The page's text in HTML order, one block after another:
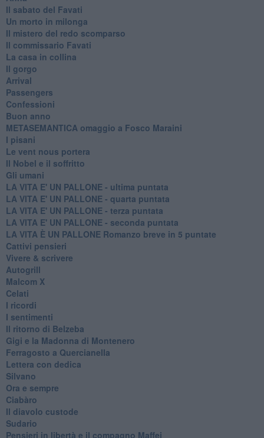
Il sabato del Favati
Un morto in milonga
Il mistero del redo scomparso
Il commissario Favati
La casa in collina
Il gorgo
Arrival
Passengers
Confessioni
Buon anno
METASEMANTICA omaggio a Fosco Maraini
I pisani
Le vent nous portera
Il Nobel e il soffritto
Gli umani
LA VITA E' UN PALLONE - ultima puntata
LA VITA E' UN PALLONE - quarta puntata
LA VITA E' UN PALLONE - terza puntata
LA VITA E' UN PALLONE - seconda puntata
LA VITA È UN PALLONE Romanzo breve in 5 puntate
Cattivi pensieri
Vivere & scrivere
Autogrill
Malcom X
Celati
I ricordi
I sentimenti
Il ritorno di Belzeba
Gigi e la Madonna di Montenero
Ferragosto a Quercianella
Lettera con dedica
Silvano
Ora e sempre
Ciabàro
Il diavolo custode
Sudario
Pensieri in libertà e il compagno Maffei